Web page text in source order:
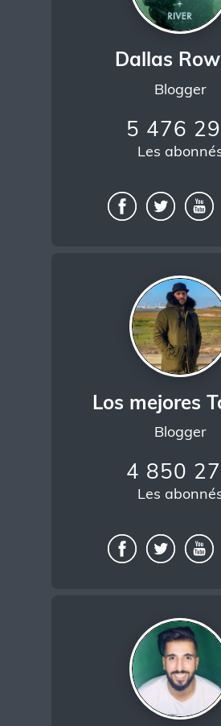
Dallas
Blogger
5 476
Les
Los mejores
Blogger
4 850
Les